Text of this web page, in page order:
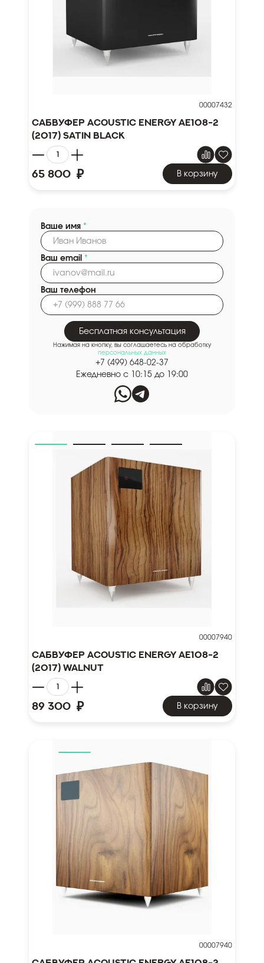
00007432
Сабвуфер Acoustic Energy AE108-2
(2017) Satin Black
65 800 ₽ В корзину
00007940
Сабвуфер Acoustic Energy AE108-2
(2017) Walnut
89 300 ₽ В корзину
00007940
Ваше имя *
Ваш email *
Ваш телефон
Бесплатная консультация
Нажимая на кнопку, вы соглашаетесь на обработку
персональных данных
+7 (499) 648-02-37
Ежедневно с 10:15 до 19:00